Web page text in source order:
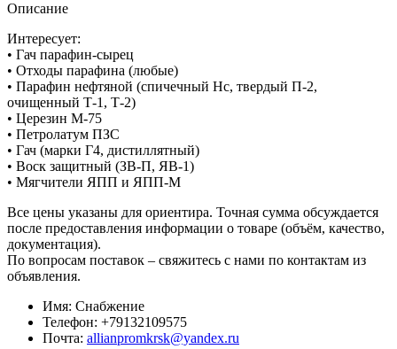
Описание
Интересует:
• Гач парафин-сырец
• Отходы парафина (любые)
• Парафин нефтяной (спичечный Нс, твердый П-2,
очищенный Т-1, Т-2)
• Церезин М-75
• Петролатум ПЗС
• Гач (марки Г4, дистиллятный)
• Воск защитный (ЗВ-П, ЯВ-1)
• Мягчители ЯПП и ЯПП-М
Все цены указаны для ориентира. Точная сумма обсуждается
после предоставления информации о товаре (объём, качество,
документация).
По вопросам поставок – свяжитесь с нами по контактам из
объявления.
Имя: Снабжение
Телефон: +79132109575
Почта: allianpromkrsk@yandex.ru